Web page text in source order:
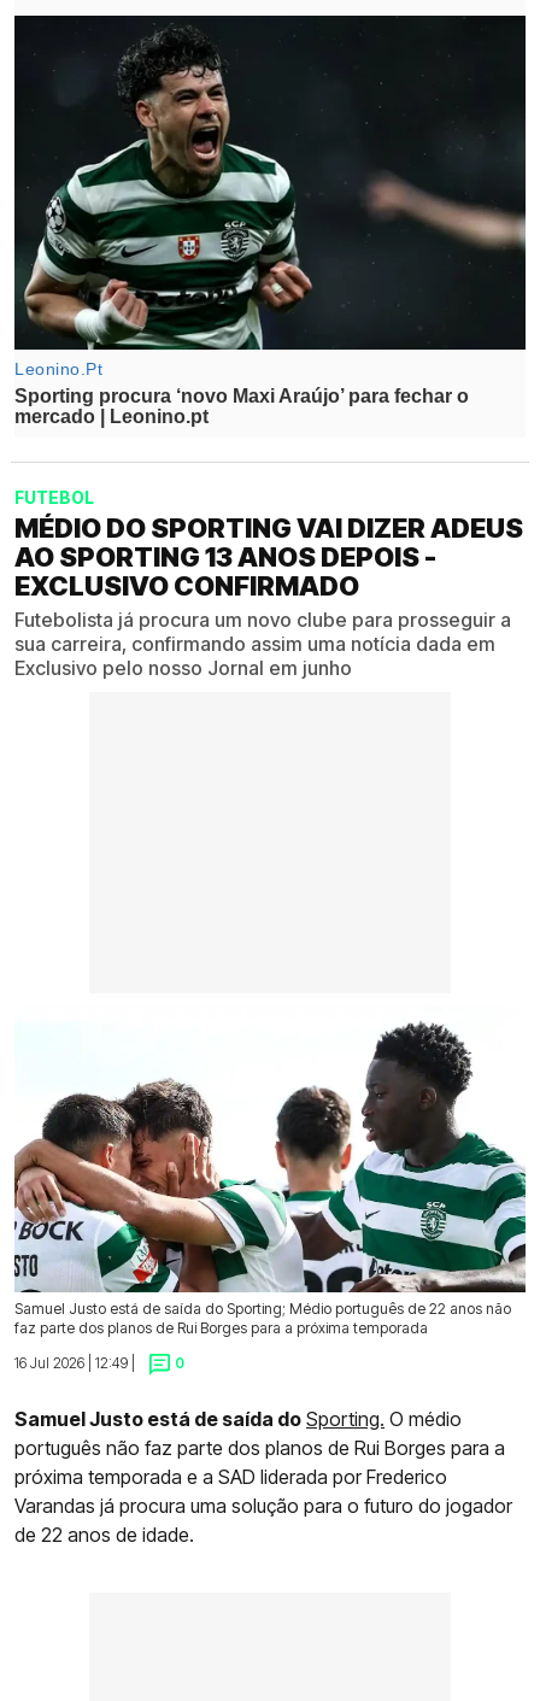
FUTEBOL
MÉDIO DO SPORTING VAI DIZER ADEUS
AO SPORTING 13 ANOS DEPOIS -
EXCLUSIVO CONFIRMADO
Futebolista já procura um novo clube para prosseguir a
sua carreira, confirmando assim uma notícia dada em
Exclusivo pelo nosso Jornal em junho
Samuel Justo está de saída do Sporting; Médio português de 22 anos não
faz parte dos planos de Rui Borges para a próxima temporada
16 Jul 2026 | 12:49 |
0
Samuel Justo está de saída do Sporting. O médio
português não faz parte dos planos de Rui Borges para a
próxima temporada e a SAD liderada por Frederico
Varandas já procura uma solução para o futuro do jogador
de 22 anos de idade.